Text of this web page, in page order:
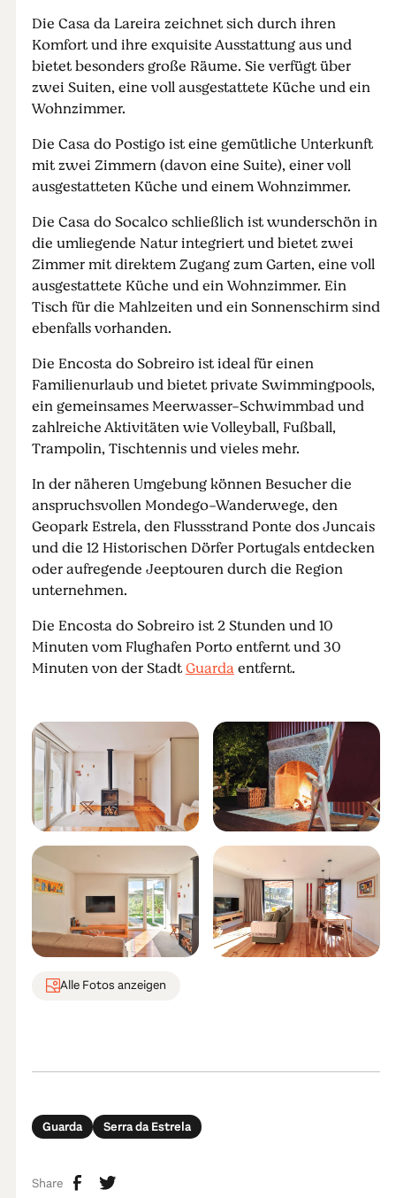
Die Casa da Lareira zeichnet sich durch ihren
Komfort und ihre exquisite Ausstattung aus und
bietet besonders große Räume. Sie verfügt über
zwei Suiten, eine voll ausgestattete Küche und ein
Wohnzimmer.
Die Casa do Postigo ist eine gemütliche Unterkunft
mit zwei Zimmern (davon eine Suite), einer voll
ausgestatteten Küche und einem Wohnzimmer.
Die Casa do Socalco schließlich ist wunderschön in
die umliegende Natur integriert und bietet zwei
Zimmer mit direktem Zugang zum Garten, eine voll
ausgestattete Küche und ein Wohnzimmer. Ein
Tisch für die Mahlzeiten und ein Sonnenschirm sind
ebenfalls vorhanden.
Die Encosta do Sobreiro ist ideal für einen
Familienurlaub und bietet private Swimmingpools,
ein gemeinsames Meerwasser-Schwimmbad und
zahlreiche Aktivitäten wie Volleyball, Fußball,
Trampolin, Tischtennis und vieles mehr.
In der näheren Umgebung können Besucher die
anspruchsvollen Mondego-Wanderwege, den
Geopark Estrela, den Flussstrand Ponte dos Juncais
und die 12 Historischen Dörfer Portugals entdecken
oder aufregende Jeeptouren durch die Region
unternehmen.
Die Encosta do Sobreiro ist 2 Stunden und 10
Minuten vom Flughafen Porto entfernt und 30
Minuten von der StadtGuardaentfernt.
Alle Fotos anzeigen
Guarda Serra da Estrela
Share